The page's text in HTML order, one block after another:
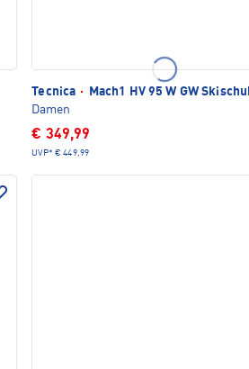
Tecnica ·
Mach1 HV 95 W GW
Damen
€ 349,99
UVP* € 449,99